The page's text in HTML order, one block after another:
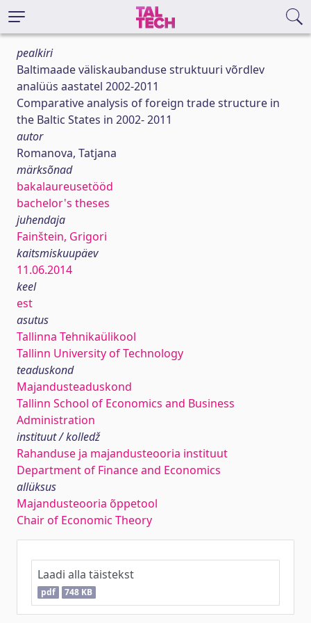
pealkiri
Baltimaade väliskaubanduse struktuuri võrdlev
analüüs aastatel 2002-2011
Comparative analysis of foreign trade structure in
the Baltic States in 2002- 2011
autor
Romanova, Tatjana
märksõnad
bakalaureusetööd
bachelor's theses
juhendaja
Fainštein, Grigori
kaitsmiskuupäev
11.06.2014
keel
est
asutus
Tallinna Tehnikaülikool
Tallinn University of Technology
teaduskond
Majandusteaduskond
Tallinn School of Economics and Business
Administration
instituut / kolledž
Rahanduse ja majandusteooria instituut
Department of Finance and Economics
allüksus
Majandusteooria õppetool
Chair of Economic Theory
Laadi alla täistekst
pdf 748 KB